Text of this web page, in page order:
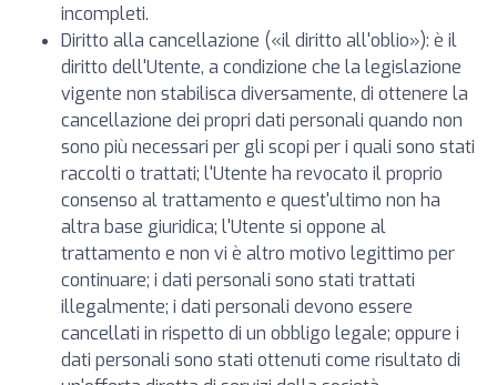
incompleti.
Diritto alla cancellazione («il diritto all'oblio»): è il
diritto dell'Utente, a condizione che la legislazione
vigente non stabilisca diversamente, di ottenere la
cancellazione dei propri dati personali quando non
sono più necessari per gli scopi per i quali sono stati
raccolti o trattati; l'Utente ha revocato il proprio
consenso al trattamento e quest'ultimo non ha
altra base giuridica; l'Utente si oppone al
trattamento e non vi è altro motivo legittimo per
continuare; i dati personali sono stati trattati
illegalmente; i dati personali devono essere
cancellati in rispetto di un obbligo legale; oppure i
dati personali sono stati ottenuti come risultato di